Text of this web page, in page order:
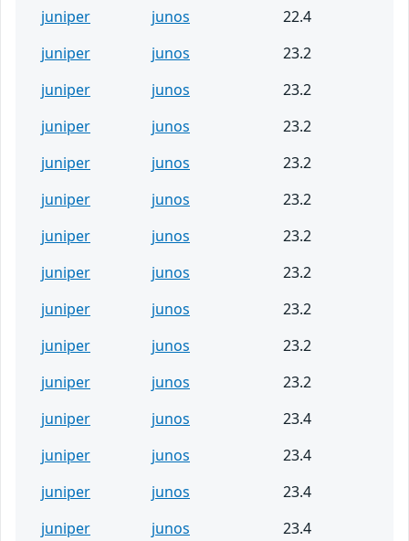
juniper
junos
22.4
juniper
junos
23.2
juniper
junos
23.2
juniper
junos
23.2
juniper
junos
23.2
juniper
junos
23.2
juniper
junos
23.2
juniper
junos
23.2
juniper
junos
23.2
juniper
junos
23.2
juniper
junos
23.2
juniper
junos
23.4
juniper
junos
23.4
juniper
junos
23.4
juniper
junos
23.4